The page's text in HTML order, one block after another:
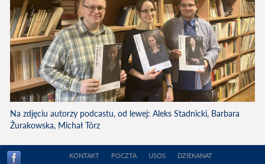
Na zdjęciu autorzy podcastu, od lewej: Aleks Stadnicki, Barbara
Żurakowska, Michał Tórz
KONTAKT POCZTA USOS DZIEKANAT